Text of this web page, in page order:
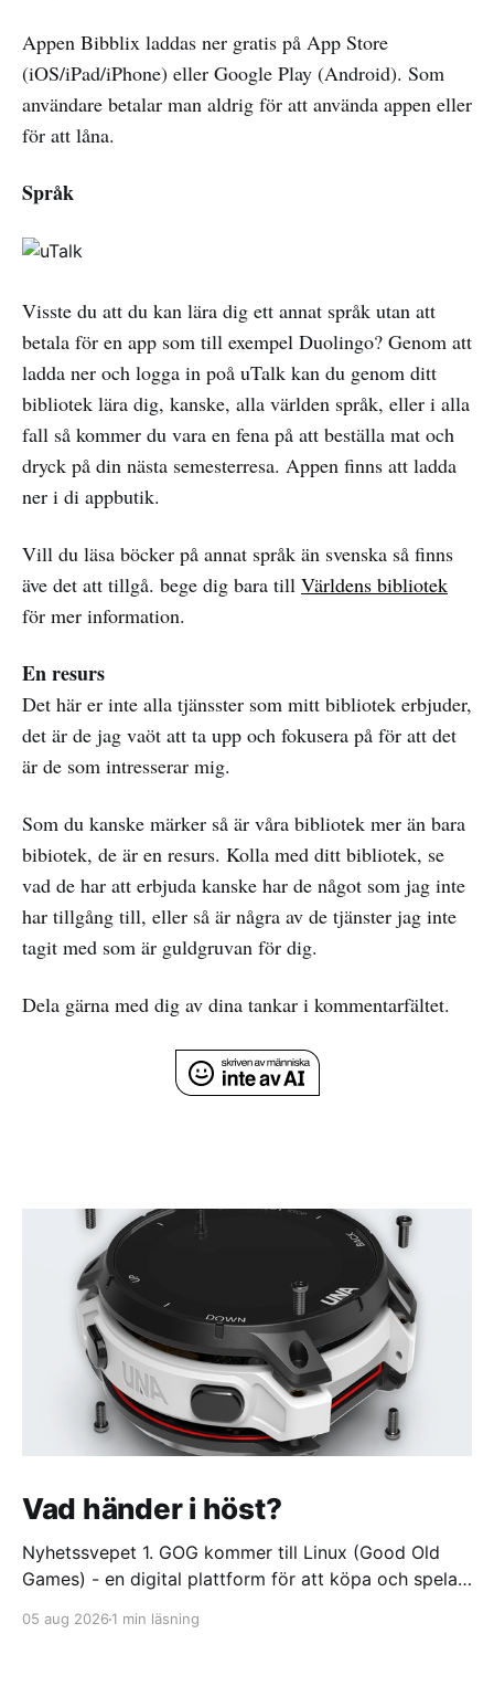
Appen Bibblix laddas ner gratis på App Store
(iOS/iPad/iPhone) eller Google Play (Android). Som
användare betalar man aldrig för att använda appen eller
för att låna.
Språk
Visste du att du kan lära dig ett annat språk utan att
betala för en app som till exempel Duolingo? Genom att
ladda ner och logga in poå uTalk kan du genom ditt
bibliotek lära dig, kanske, alla världen språk, eller i alla
fall så kommer du vara en fena på att beställa mat och
dryck på din nästa semesterresa. Appen finns att ladda
ner i di appbutik.
Vill du läsa böcker på annat språk än svenska så finns
äve det att tillgå. bege dig bara till Världens bibliotek
för mer information.
En resurs
Det här er inte alla tjänsster som mitt bibliotek erbjuder,
det är de jag vaöt att ta upp och fokusera på för att det
är de som intresserar mig.
Som du kanske märker så är våra bibliotek mer än bara
bibiotek, de är en resurs. Kolla med ditt bibliotek, se
vad de har att erbjuda kanske har de något som jag inte
har tillgång till, eller så är några av de tjänster jag inte
tagit med som är guldgruvan för dig.
Dela gärna med dig av dina tankar i kommentarfältet.
Vad händer i höst?
Nyhetssvepet 1. GOG kommer till Linux (Good Old
Games) - en digital plattform för att köpa och spela
coming-to-linux/ 2. DuckDuckGo börjar sälja dumma
05 aug 2026 1 min läsning